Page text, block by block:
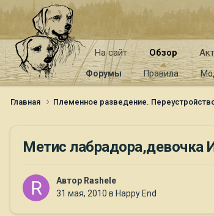
На сайт Обзор
Форумы Правила
Главная Племенное разведение.
Метис
Автор Rashele
31 мая, 2010 в Happy End